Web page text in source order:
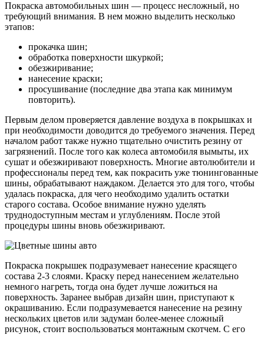
Покраска автомобильных шин — процесс несложный, но
требующий внимания. В нем можно выделить несколько
этапов:
прокачка шин;
обработка поверхности шкуркой;
обезжиривание;
нанесение краски;
просушивание (последние два этапа как минимум
повторить).
Первым делом проверяется давление воздуха в покрышках и
при необходимости доводится до требуемого значения. Перед
началом работ также нужно тщательно очистить резину от
загрязнений. После того как колеса автомобиля вымыты, их
сушат и обезжиривают поверхность. Многие автолюбители и
профессионалы перед тем, как покрасить уже тюнингованные
шины, обрабатывают наждаком. Делается это для того, чтобы
удалась покраска, для чего необходимо удалить остатки
старого состава. Особое внимание нужно уделять
труднодоступным местам и углублениям. После этой
процедуры шины вновь обезжиривают.
Покраска покрышек подразумевает нанесение красящего
состава 2-3 слоями. Краску перед нанесением желательно
немного нагреть, тогда она будет лучше ложиться на
поверхность. Заранее выбрав дизайн шин, приступают к
окрашиванию. Если подразумевается нанесение на резину
нескольких цветов или задуман более-менее сложный
рисунок, стоит воспользоваться монтажным скотчем. С его